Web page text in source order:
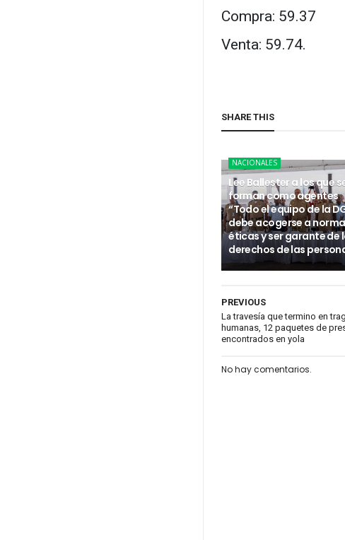
Compra: 59.37
Venta: 59.74.
SHARE THIS
NACIONALES
Lee Ballester a los que
forman como agentes
“Todo el equipo de la
debe acogerse a
éticas y ser garante de
derechos de las
PREVIOUS
La travesía que termino en
humanas, 12 paquetes de
encontrados en yola
No hay comentarios.